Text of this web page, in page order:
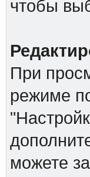
чтобы
При
режиме
можете